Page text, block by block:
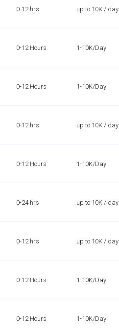
0-12 hrs up to 10K / day
0-12 Hours 1-10K/Day
0-12 Hours 1-10K/Day
0-12 hrs up to 10K / day
0-12 Hours 1-10K/Day
0-24 hrs up to 10K / day
0-12 hrs up to 10K / day
0-12 Hours 1-10K/Day
0-12 Hours 1-10K/Day